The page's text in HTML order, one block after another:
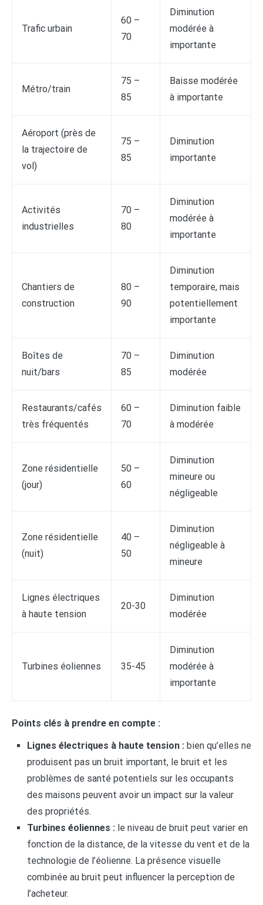
Trafic urbain
60 –
70
Diminution
modérée à
importante
Métro/train
75 –
85
Baisse modérée
à importante
Aéroport (près de
la trajectoire de
vol)
75 –
85
Diminution
importante
Activités
industrielles
70 –
80
Diminution
modérée à
importante
Chantiers de
construction
80 –
90
Diminution
temporaire, mais
potentiellement
importante
Boîtes de
nuit/bars
70 –
85
Diminution
modérée
Restaurants/cafés
très fréquentés
60 –
70
Diminution faible
à modérée
Zone résidentielle
(jour)
50 –
60
Diminution
mineure ou
négligeable
Zone résidentielle
(nuit)
40 –
50
Diminution
négligeable à
mineure
Lignes électriques
à haute tension
20-30
Diminution
modérée
Turbines éoliennes 35-45
Diminution
modérée à
importante
Points clés à prendre en compte :
Lignes électriques à haute tension : bien qu’elles ne
produisent pas un bruit important, le bruit et les
problèmes de santé potentiels sur les occupants
des maisons peuvent avoir un impact sur la valeur
des propriétés.
Turbines éoliennes : le niveau de bruit peut varier en
fonction de la distance, de la vitesse du vent et de la
technologie de l’éolienne. La présence visuelle
combinée au bruit peut influencer la perception de
l’acheteur.